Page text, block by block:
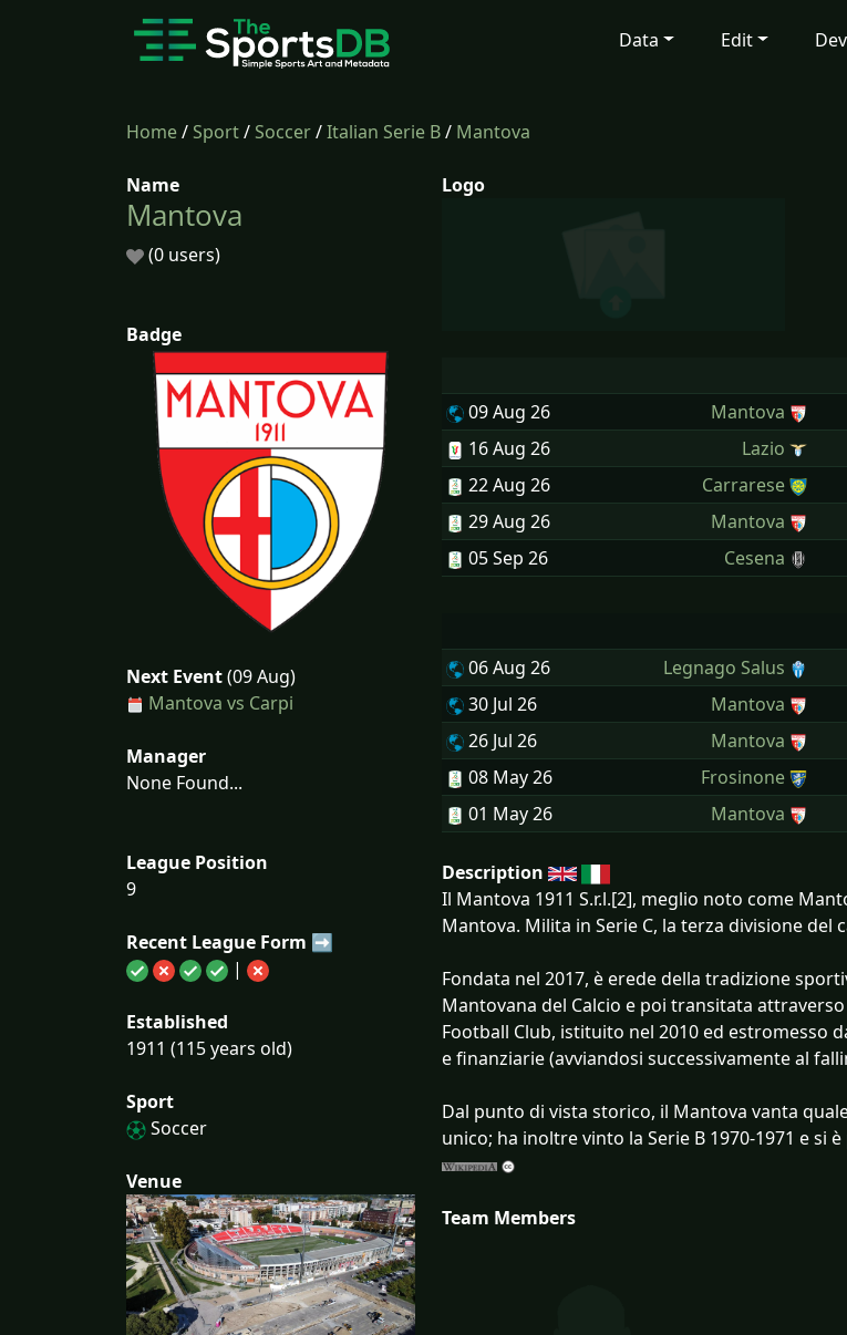
Data Edit
Home/Sport/Soccer/Italian Serie B/ Mantova
Name
Mantova
(0 users)
Badge
Next Event(09 Aug)
Mantova vs Carpi
Manager
None Found...
League Position
9
Recent League Form ➡
|
Established
1911 (115 years old)
Sport
Soccer
Venue
Logo
09 Aug 26 Mantova
16 Aug 26 Lazio
22 Aug 26 Carrarese
29 Aug 26 Mantova
05 Sep 26 Cesena
06 Aug 26 Legnago Salus
30 Jul 26 Mantova
26 Jul 26 Mantova
08 May26 Frosinone
01 May26 Mantova
Description
Il Mantova 1911 S.r.l.[2], meglio noto come
Mantova. Milita in Serie C, la terza divisione del
Fondata nel 2017, è erede della tradizione
Mantovana del Calcio e poi transitata
Football Club, istituito nel 2010 ed estromesso
e finanziarie (avviandosi successivamente al
Dal punto di vista storico, il Mantova vanta
unico; ha inoltre vinto la Serie B 1970-1971 e si
Team Members